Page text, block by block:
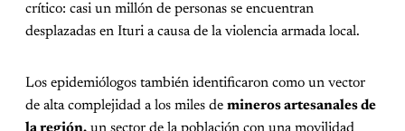
crítico: casi un millón de personas se encuentran
desplazadas en Ituri a causa de la violencia armada local.
Los epidemiólogos también identificaron como un vector
de alta complejidad a los miles de mineros artesanales de